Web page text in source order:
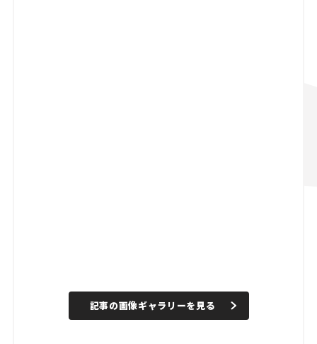
記事の画像ギャラリーを見る